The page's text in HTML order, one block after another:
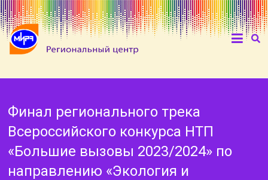
Финал регионального трека
Всероссийского конкурса НТП
«Большие вызовы 2023/2024» по
направлению «Экология и